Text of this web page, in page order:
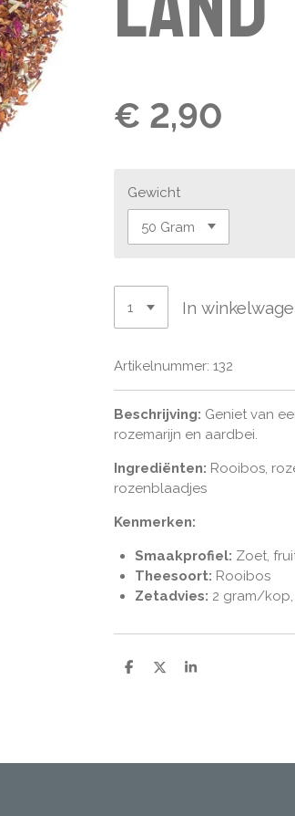
€ 2,90
Gewicht
In
Artikelnummer: 132
Beschrijving: Geniet van
rozemarijn en aardbei.
Ingrediënten: Rooibos,
rozenblaadjes
Kenmerken:
Smaakprofiel: Zoet,
Theesoort: Rooibos
Zetadvies: 2 gram/
D
D
S